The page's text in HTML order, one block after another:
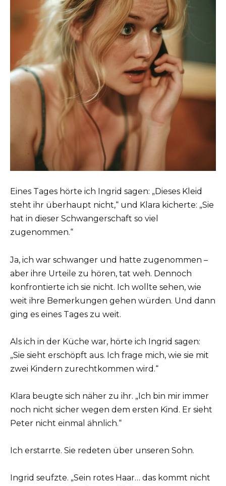
Eines Tages hörte ich Ingrid sagen: „Dieses Kleid
steht ihr überhaupt nicht,“ und Klara kicherte: „Sie
hat in dieser Schwangerschaft so viel
zugenommen.“
Ja, ich war schwanger und hatte zugenommen –
aber ihre Urteile zu hören, tat weh. Dennoch
konfrontierte ich sie nicht. Ich wollte sehen, wie
weit ihre Bemerkungen gehen würden. Und dann
ging es eines Tages zu weit.
Als ich in der Küche war, hörte ich Ingrid sagen:
„Sie sieht erschöpft aus. Ich frage mich, wie sie mit
zwei Kindern zurechtkommen wird.“
Klara beugte sich näher zu ihr. „Ich bin mir immer
noch nicht sicher wegen dem ersten Kind. Er sieht
Peter nicht einmal ähnlich.“
Ich erstarrte. Sie redeten über unseren Sohn.
Ingrid seufzte. „Sein rotes Haar… das kommt nicht